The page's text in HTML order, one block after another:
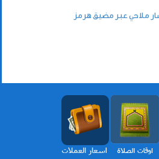
ملاحي عبر مضيق هرمز